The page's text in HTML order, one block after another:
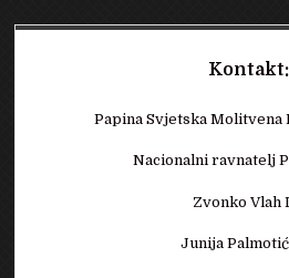
Kontakt:
Papina Svjetska
Nacionalni ravnatelj
Zvonko Vlah
Junija